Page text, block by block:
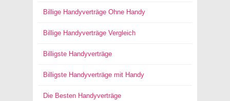
Billige Handyverträge Ohne Handy
Billige Handyverträge Vergleich
Billigste Handyverträge
Billigste Handyverträge mit Handy
Die Besten Handyverträge